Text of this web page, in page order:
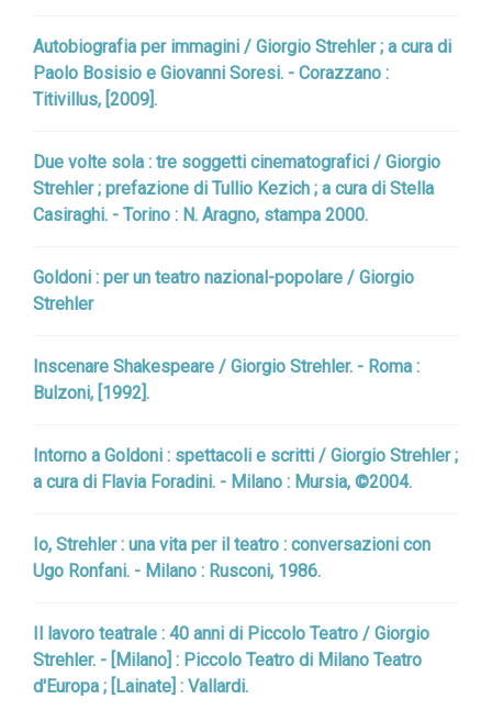
Autobiografia per immagini / Giorgio Strehler ; a cura di
Paolo Bosisio e Giovanni Soresi. - Corazzano :
Titivillus, [2009].
Due volte sola : tre soggetti cinematografici / Giorgio
Strehler ; prefazione di Tullio Kezich ; a cura di Stella
Casiraghi. - Torino : N. Aragno, stampa 2000.
Goldoni : per un teatro nazional-popolare / Giorgio
Strehler
Inscenare Shakespeare / Giorgio Strehler. - Roma :
Bulzoni, [1992].
Intorno a Goldoni : spettacoli e scritti / Giorgio Strehler ;
a cura di Flavia Foradini. - Milano : Mursia, ©2004.
Io, Strehler : una vita per il teatro : conversazioni con
Ugo Ronfani. - Milano : Rusconi, 1986.
Il lavoro teatrale : 40 anni di Piccolo Teatro / Giorgio
Strehler. - [Milano] : Piccolo Teatro di Milano Teatro
d'Europa ; [Lainate] : Vallardi.